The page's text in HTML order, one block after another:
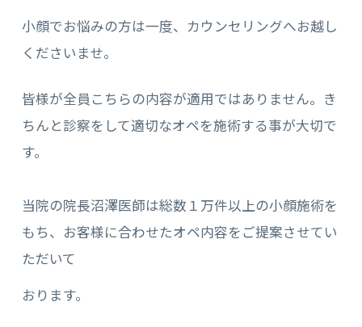
小顔でお悩みの方は一度、カウンセリングへお越し
くださいませ。
皆様が全員こちらの内容が適用ではありません。き
ちんと診察をして適切なオペを施術する事が大切で
す。
当院の院長沼澤医師は総数１万件以上の小顔施術を
もち、お客様に合わせたオペ内容をご提案させてい
ただいて
おります。